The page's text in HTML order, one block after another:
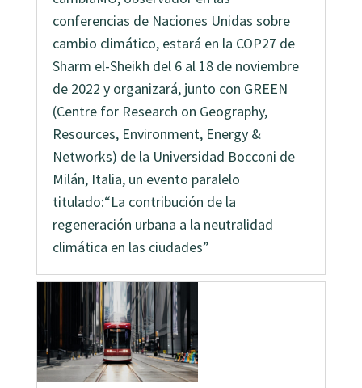
conferencias de Naciones Unidas sobre
cambio climático, estará en la COP27 de
Sharm el-Sheikh del 6 al 18 de noviembre
de 2022 y organizará, junto con GREEN
(Centre for Research on Geography,
Resources, Environment, Energy &
Networks) de la Universidad Bocconi de
Milán, Italia, un evento paralelo
titulado:“La contribución de la
regeneración urbana a la neutralidad
climática en las ciudades”